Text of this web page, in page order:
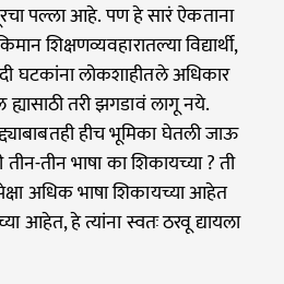
पल्ला आहे. पण हे सारं ऐकताना
शिक्षणव्यवहारातल्या विद्यार्थी,
घटकांना लोकशाहीतले अधिकार
ह्यासाठी तरी झगडावं लागू नये.
हीच भूमिका घेतली जाऊ
तीन भाषा का शिकायच्या ? ती
अधिक भाषा शिकायच्या आहेत
आहेत, हे त्यांना स्वतः ठरवू द्यायला